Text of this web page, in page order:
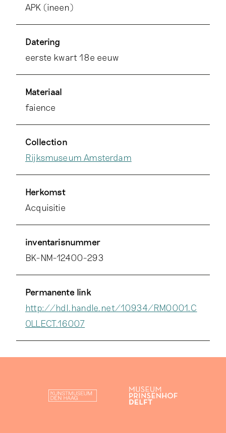
APK (ineen)
Datering
eerste kwart 18e eeuw
Materiaal
faience
Collection
Rijksmuseum Amsterdam
Herkomst
Acquisitie
inventarisnummer
BK-NM-12400-293
Permanente link
http://hdl.handle.net/10934/RM0001.C
OLLECT.16007